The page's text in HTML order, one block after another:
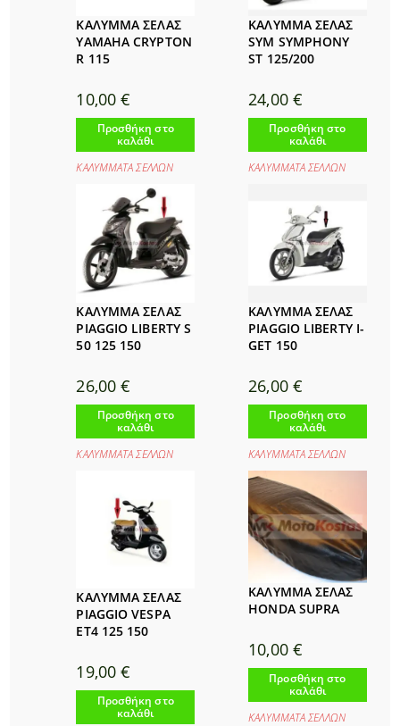
ΚΑΛΥΜΜΑ ΣΕΛΑΣ
YAMAHA CRYPTON
R 115
10,00€
Προσθήκη στο
καλάθι
ΚΑΛΥΜΜΑΤΑ ΣΕΛΛΩΝ
ΚΑΛΥΜΜΑ ΣΕΛΑΣ
SYM SYMPHONY
ST 125/200
24,00 €
Προσθήκη στο
καλάθι
ΚΑΛΥΜΜΑΤΑ ΣΕΛΛΩΝ
ΚΑΛΥΜΜΑ ΣΕΛΑΣ
PIAGGIO LIBERTY S
50 125 150
26,00€
Προσθήκη στο
καλάθι
ΚΑΛΥΜΜΑΤΑ ΣΕΛΛΩΝ
ΚΑΛΥΜΜΑ ΣΕΛΑΣ
PIAGGIO LIBERTY I-
GET 150
26,00 €
Προσθήκη στο
καλάθι
ΚΑΛΥΜΜΑΤΑ ΣΕΛΛΩΝ
ΚΑΛΥΜΜΑ ΣΕΛΑΣ
PIAGGIO VESPA
ET4 125 150
19,00€
Προσθήκη στο
καλάθι
ΚΑΛΥΜΜΑ ΣΕΛΑΣ
HONDA SUPRA
10,00 €
Προσθήκη στο
καλάθι
ΚΑΛΥΜΜΑΤΑ ΣΕΛΛΩΝ